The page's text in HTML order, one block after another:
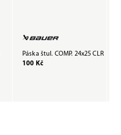
Páska štul. COMP. 24x25 CLR
100 Kč